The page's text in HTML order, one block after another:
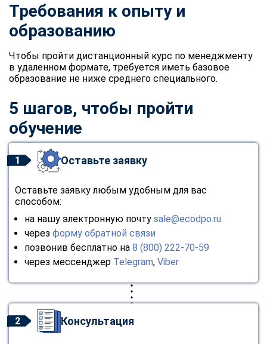
Требования к опыту и
образованию
Чтобы пройти дистанционный курс по менеджменту
в удаленном формате, требуется иметь базовое
образование не ниже среднего специального.
5 шагов, чтобы пройти
обучение
1 Оставьте заявку
Оставьте заявку любым удобным для вас
способом:
на нашу электронную почту sale@ecodpo.ru
через форму обратной связи
позвонив бесплатно на 8 (800) 222-70-59
через мессенджер Telegram, Viber
2 Консультация